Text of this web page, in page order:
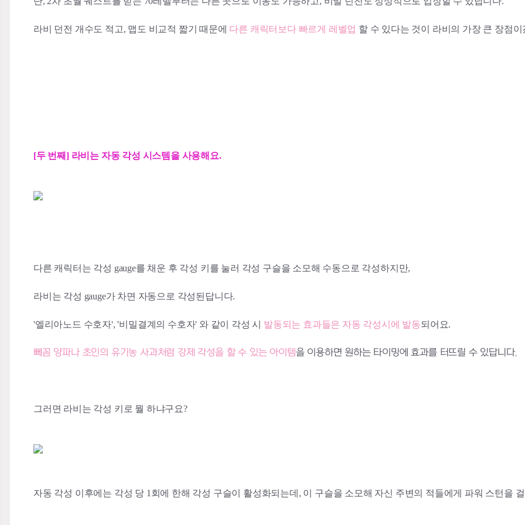
라비 던전 개수도 적고, 맵도 비교적 짧기 때문에 다른 캐릭터보다 빠르게 레벨업 할 수 있다는 것이 라비의 가장 큰 장점이
[두 번째] 라비는 자동 각성 시스템을 사용해요.
다른 캐릭터는 각성 gauge를 채운 후 각성 키를 눌러 각성 구슬을 소모해 수동으로 각성하지만,
라비는 각성 gauge가 차면 자동으로 각성된답니다.
'엘리아노드 수호자', '비밀결계의 수호자' 와 같이 각성 시 발동되는 효과들은 자동 각성시에 발동되어요.
뻬꼼 양파나 초인의 유기농 사과처럼 강제 각성을 할 수 있는 아이템을 이용하면 원하는 타이밍에 효과를 터뜨릴 수 있답니다.
그러면 라비는 각성 키로 뭘 하냐구요?
자동 각성 이후에는 각성 당 1회에 한해 각성 구슬이 활성화되는데, 이 구슬을 소모해 자신 주변의 적들에게 파워 스턴을